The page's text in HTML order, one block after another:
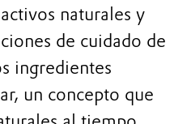
naturales y
de cuidado de
ingredientes
un concepto que